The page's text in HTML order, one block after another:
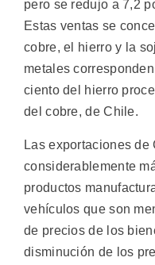
pero se redujo a 7,2
Estas ventas se
cobre, el hierro y la
metales
ciento del hierro
del cobre, de Chile.
Las exportaciones
considerablemente
productos
vehículos que son
de precios de los
disminución de los